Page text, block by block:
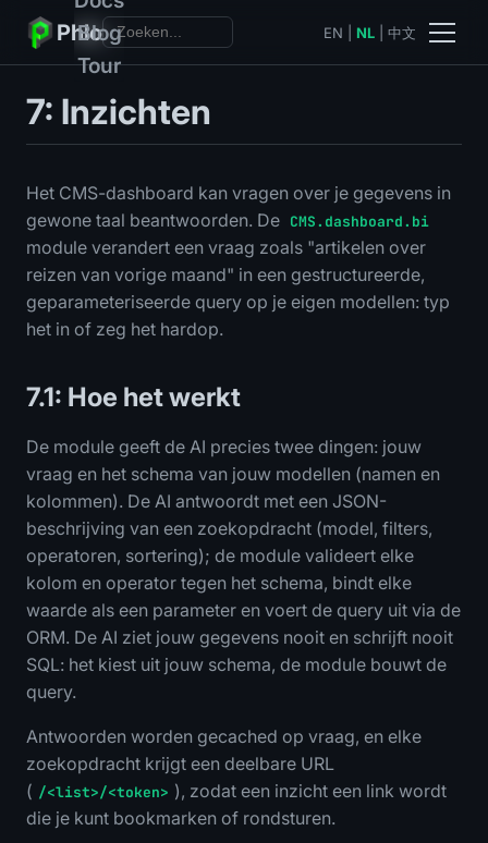
Phlo
Blog
Tour
EN NL| 中文
7: Inzichten
Het CMS-dashboard kan vragen over je gegevens in
gewone taal beantwoorden. De CMS.dashboard.bi
module verandert een vraag zoals "artikelen over
reizen van vorige maand" in een gestructureerde,
geparameteriseerde query op je eigen modellen: typ
het in of zeg het hardop.
7.1: Hoe het werkt
De module geeft de AI precies twee dingen: jouw
vraag en het schema van jouw modellen (namen en
kolommen). De AI antwoordt met een JSON-
beschrijving van een zoekopdracht (model, filters,
operatoren, sortering); de module valideert elke
kolom en operator tegen het schema, bindt elke
waarde als een parameter en voert de query uit via de
ORM. De AI ziet jouw gegevens nooit en schrijft nooit
SQL: het kiest uit jouw schema, de module bouwt de
query.
Antwoorden worden gecached op vraag, en elke
zoekopdracht krijgt een deelbare URL
( /<list>/<token> ), zodat een inzicht een link wordt
die je kunt bookmarken of rondsturen.